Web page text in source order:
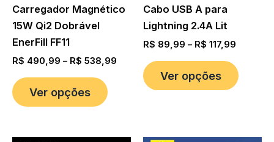
Carregador Magnético
15W Qi2 Dobrável
EnerFill FF11
R$ 490,99 – R$ 538,99
Ver opções
Cabo USB A para
Lightning 2.4A Lit
R$ 89,99 – R$ 117,99
Ver opções